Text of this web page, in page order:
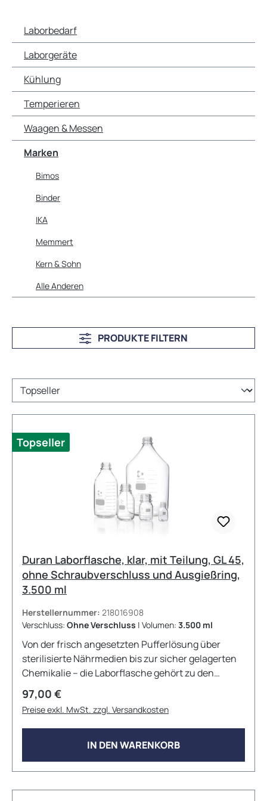
Laborbedarf
Laborgeräte
Kühlung
Temperieren
Waagen & Messen
Marken
Bimos
Binder
IKA
Memmert
Kern & Sohn
Alle Anderen
PRODUKTE FILTERN
Topseller
Duran Laborflasche, klar, mit Teilung, GL 45,
ohne Schraubverschluss und Ausgießring,
3.500 ml
Herstellernummer: 218016908
Verschluss: Ohne Verschluss | Volumen: 3.500 ml
Von der frisch angesetzten Pufferlösung über
sterilisierte Nährmedien bis zur sicher gelagerten
Chemikalie – die Laborflasche gehört zu den
meistgenutzten Gefäßen im Labor. Die Duran
Original Laborflasche ist seit ihrer Einführung 1972
der Standard unter den Laborflaschen. Sie wird aus
hochreinem, klarem Borosilikatglas 3.3 gefertigt –
einem Neutralglas vom Typ I nach USP &lt;660&gt;,
EP (3.2.1) und JP &lt;7.01&gt;, das für seine hohe
thermische Belastbarkeit und ausgezeichnete
chemische Beständigkeit bekannt ist. In
Regulärer Preis:
97,00 €
Preise exkl. MwSt. zzgl. Versandkosten
IN DEN WARENKORB